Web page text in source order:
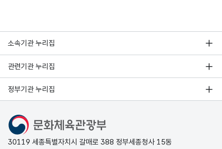
소속기관 누리집
관련기관 누리집
정부기관 누리집
문화체육관광부
30119 세종특별자치시 갈매로 388 정부세종청사 15동